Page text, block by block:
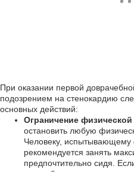
При оказании первой
подозрением на стенокардию
основных действий:
Ограничение физической
остановить любую
Человеку, испытывающему
рекомендуется занять
предпочтительно сидя.